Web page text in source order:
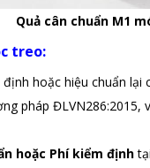
Quả cân chuẩn M1
treo:
hoặc hiệu chuẩn
pháp
hoặc Phí kiểm định